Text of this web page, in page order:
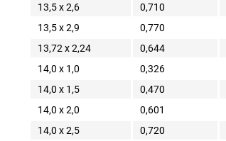
13,5 x 2,6
0,710
13,5 x 2,9
0,770
13,72 x 2,24
0,644
14,0 x 1,0
0,326
14,0 x 1,5
0,470
14,0 x 2,0
0,601
14,0 x 2,5
0,720